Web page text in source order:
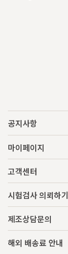
공지사항
마이페이지
고객센터
시험검사 의뢰하기
제조상담문의
해외 배송료 안내